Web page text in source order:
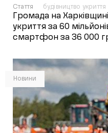
Стаття будівництво укриття
Громада на
укриття за 60
смартфон за 36 000
Новини